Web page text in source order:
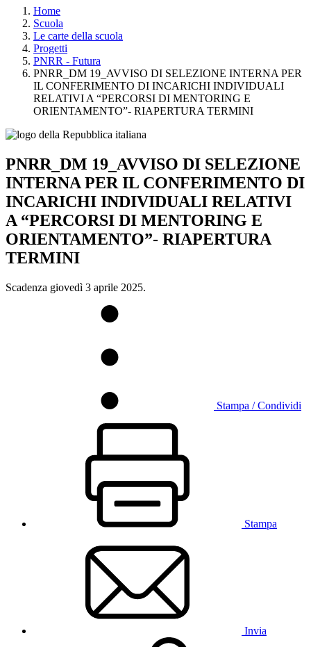
Home
Scuola
Le carte della scuola
Progetti
PNRR - Futura
PNRR_DM 19_AVVISO DI SELEZIONE INTERNA PER
IL CONFERIMENTO DI INCARICHI INDIVIDUALI
RELATIVI A “PERCORSI DI MENTORING E
ORIENTAMENTO”- RIAPERTURA TERMINI
PNRR_DM 19_AVVISO DI SELEZIONE
INTERNA PER IL CONFERIMENTO DI
INCARICHI INDIVIDUALI RELATIVI
A “PERCORSI DI MENTORING E
ORIENTAMENTO”- RIAPERTURA
TERMINI
Scadenza giovedì 3 aprile 2025.
Stampa / Condividi
Stampa
Invia